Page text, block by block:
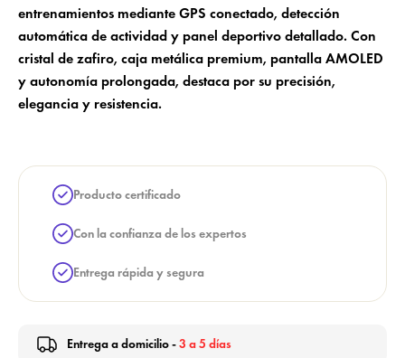
entrenamientos mediante GPS conectado, detección
automática de actividad y panel deportivo detallado. Con
cristal de zafiro, caja metálica premium, pantalla AMOLED
y autonomía prolongada, destaca por su precisión,
elegancia y resistencia.
Producto certificado
Con la confianza de los expertos
Entrega rápida y segura
Entrega a domicilio -3 a 5 días